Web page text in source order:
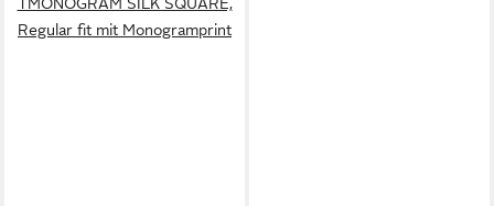
Regular fit mit Monogramprint